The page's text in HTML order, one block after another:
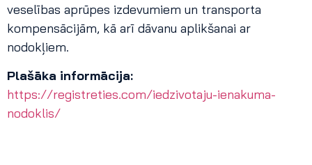
veselības aprūpes izdevumiem un transporta
kompensācijām, kā arī dāvanu aplikšanai ar
nodokļiem.
Plašāka informācija:
https://registreties.com/iedzivotaju-ienakuma-
nodoklis/